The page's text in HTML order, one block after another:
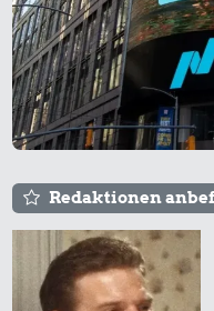
Redaktionen